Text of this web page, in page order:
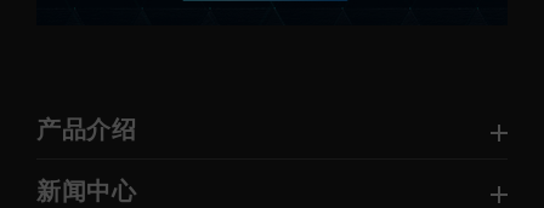
产品介绍
新闻中心